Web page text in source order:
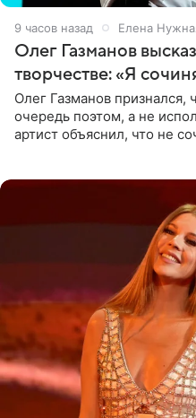
9 часов назад Елена
Олег Газманов
творчестве: «Я
Олег Газманов признался,
очередь поэтом, а не
артист объяснил, что не